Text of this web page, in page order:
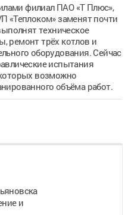
филиал ПАО «Т Плюс»,
«Теплоком» заменят почти
техническое
ремонт трёх котлов и
оборудования. Сейчас
испытания
возможно
объёма работ.